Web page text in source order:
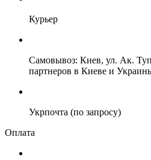
Курьер
Самовывоз: Киев, ул. Ак.
партнеров в Киеве и
Укрпочта (по запросу)
Оплата